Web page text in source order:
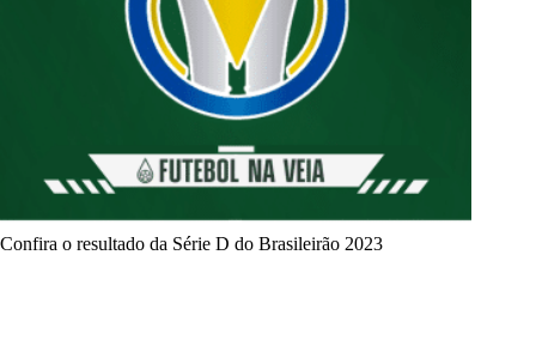
Confira o resultado da Série D do Brasileirão 2023